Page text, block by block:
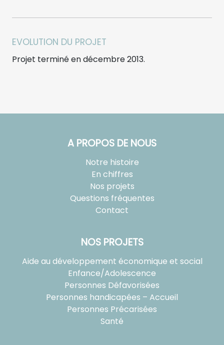
EVOLUTION DU PROJET
Projet terminé en décembre 2013.
A PROPOS DE NOUS
Notre histoire
En chiffres
Nos projets
Questions fréquentes
Contact
NOS PROJETS
Aide au développement économique et social
Enfance/Adolescence
Personnes Défavorisées
Personnes handicapées – Accueil
Personnes Précarisées
Santé